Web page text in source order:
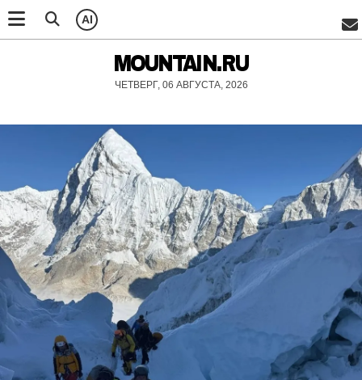
AI
MOUNTAIN.RU
ЧЕТВЕРГ, 06 АВГУСТА, 2026